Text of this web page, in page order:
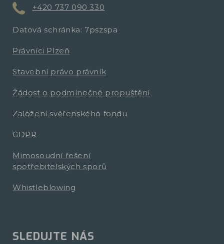
+420 737 090 330
Datová schránka: 7pszspa
Právníci Plzeň
Stavební právo právník
Žádost o podmínečné propuštění
Založení svěřenského fondu
GDPR
Mimosoudní řešení
spotřebitelských sporů
Whistleblowing
SLEDUJTE NÁS